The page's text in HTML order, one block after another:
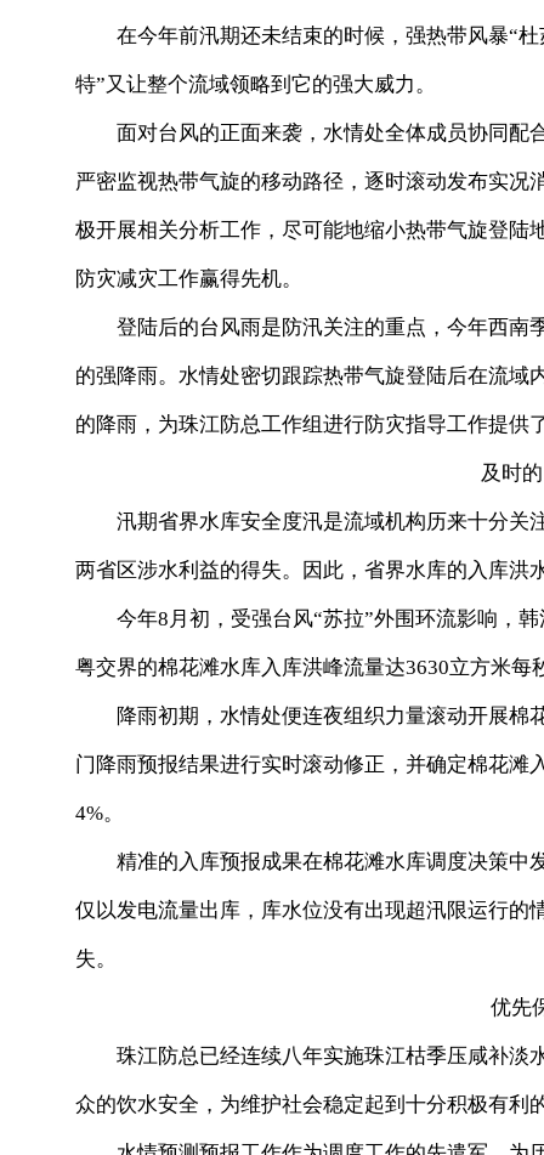
在今年前汛期还未结束的时候，强热带风暴“杜
特”又让整个流域领略到它的强大威力。
面对台风的正面来袭，水情处全体成员协同配
严密监视热带气旋的移动路径，逐时滚动发布实
极开展相关分析工作，尽可能地缩小热带气旋登
防灾减灾工作赢得先机。
登陆后的台风雨是防汛关注的重点，今年西南
的强降雨。水情处密切跟踪热带气旋登陆后在流
的降雨，为珠江防总工作组进行防灾指导工作提供
及时的
汛期省界水库安全度汛是流域机构历来十分关
两省区涉水利益的得失。因此，省界水库的入库洪
今年8月初，受强台风“苏拉”外围环流影响，韩
粤交界的棉花滩水库入库洪峰流量达3630立方米
降雨初期，水情处便连夜组织力量滚动开展棉
门降雨预报结果进行实时滚动修正，并确定棉花滩
4%。
精准的入库预报成果在棉花滩水库调度决策中
仅以发电流量出库，库水位没有出现超汛限运行
失。
优先保
珠江防总已经连续八年实施珠江枯季压咸补淡
众的饮水安全，为维护社会稳定起到十分积极有利